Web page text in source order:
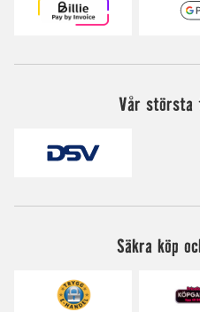
Vår största
Säkra köp